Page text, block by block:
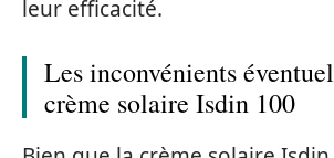
leur efficacité.
Les inconvénients
crème solaire Isdin 100